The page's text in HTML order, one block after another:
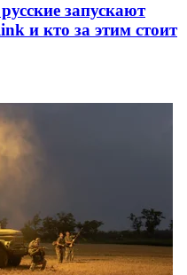
запускают
и кто за этим стоит